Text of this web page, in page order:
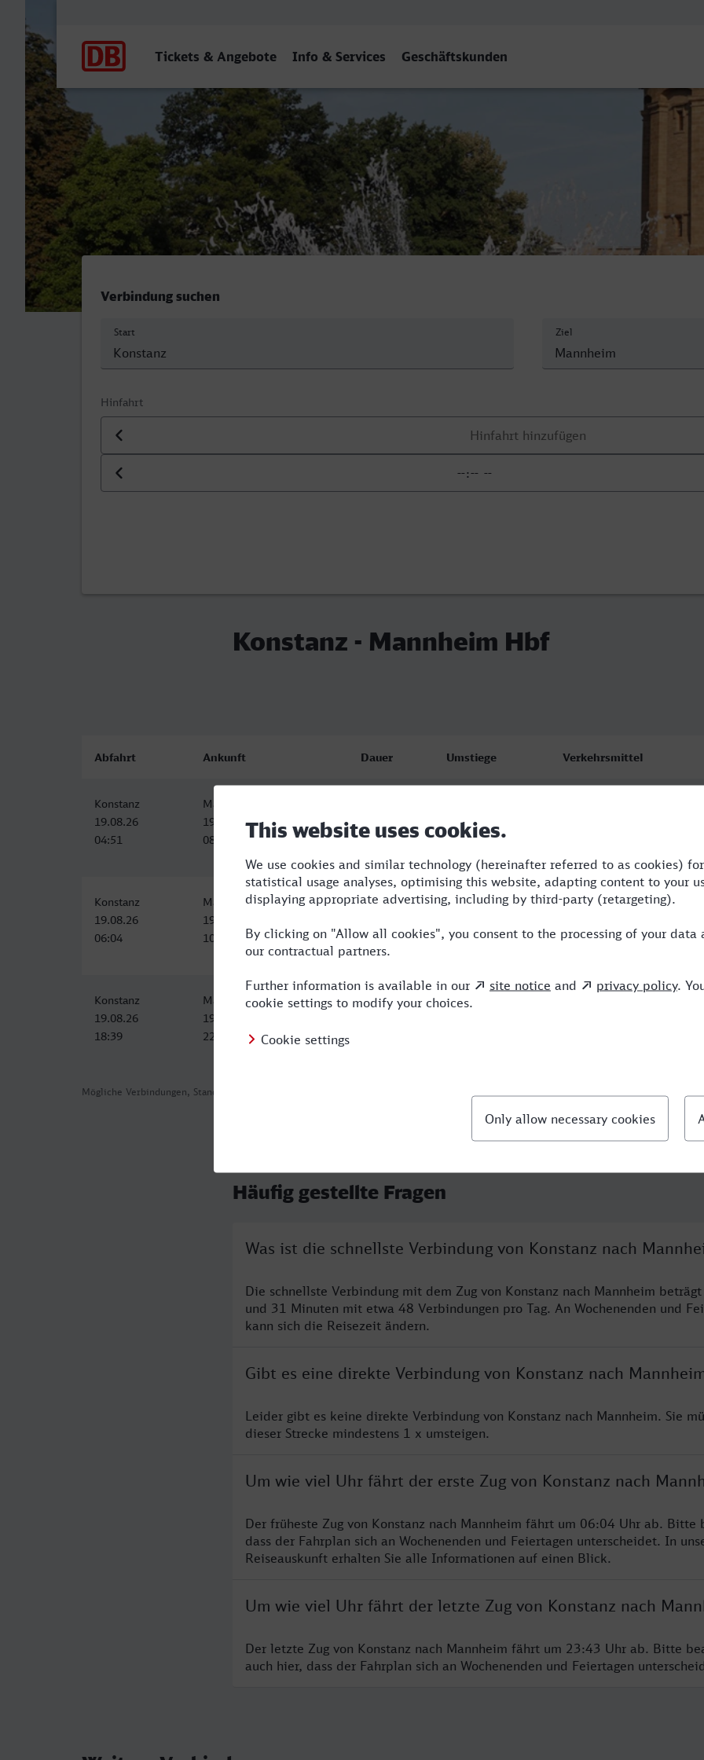
Tickets & Angebote Info & Services Geschäftskunden
Konstanz - Mannheim Hbf
Verbindung suchen
Start Ziel
Hinfahrt
Datum der Hinfahrt
Uhrzeit der Hinfahrt
Konstanz - Mannheim Hbf
Mögliche Verbindungen, Stand: 2026-08-05 12:34
Abfahrt Ankunft Dauer Umstiege Verkehrsmittel
Konstanz
19.08.26
04:51
Mannheim Hbf
19.08.26
08:22
Konstanz
19.08.26
06:04
Mannheim Hbf
19.08.26
10:00
3:56 1 RE,ICE
Konstanz
19.08.26
18:39
Mannheim Hbf
19.08.26
22:22
3:43 1
Häufig gestellte Fragen
Was ist die schnellste Verbindung von Konstanz nach
Die schnellste Verbindung mit dem Zug von Konstanz nach Mannheim
und 31 Minuten mit etwa 48 Verbindungen pro Tag. An Wochenenden und
kann sich die Reisezeit ändern.
Gibt es eine direkte Verbindung von Konstanz nach
Leider gibt es keine direkte Verbindung von Konstanz nach Mannheim. Sie
dieser Strecke mindestens 1 x umsteigen.
Um wie viel Uhr fährt der erste Zug von Konstanz nach
Der früheste Zug von Konstanz nach Mannheim fährt um 06:04 Uhr ab. Bitte
dass der Fahrplan sich an Wochenenden und Feiertagen unterscheidet. In
Reiseauskunft erhalten Sie alle Informationen auf einen Blick.
Um wie viel Uhr fährt der letzte Zug von Konstanz nach
Der letzte Zug von Konstanz nach Mannheim fährt um 23:43 Uhr ab. Bitte
auch hier, dass der Fahrplan sich an Wochenenden und Feiertagen